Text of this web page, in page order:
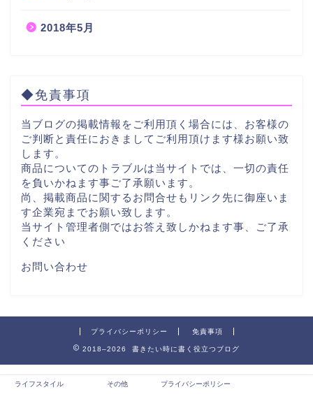
2018年5月
◆免責事項
当ブログの掲載情報をご利用頂く場合には、お客様の
ご判断と責任におきましてご利用頂けます様お願い致
します。
商品についてのトラブルは当サイトでは、一切の責任
を負いかねます事ご了承願います。
尚、掲載商品に関するお問合せもリンク先に御座いま
す企業宛までお願い致します。
当サイト管理者側ではお答え致しかねます事、ご了承
ください
お問い合わせ
プライバシーポリシー 免責事項
2018–2026 書きたい時に書く役立つブログ
ライフスタイル その他 プライバシーポリシー